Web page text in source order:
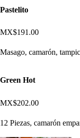
Pastelito
MX$191.00
Masago, camarón,
Green Hot
MX$202.00
12 Piezas, camarón